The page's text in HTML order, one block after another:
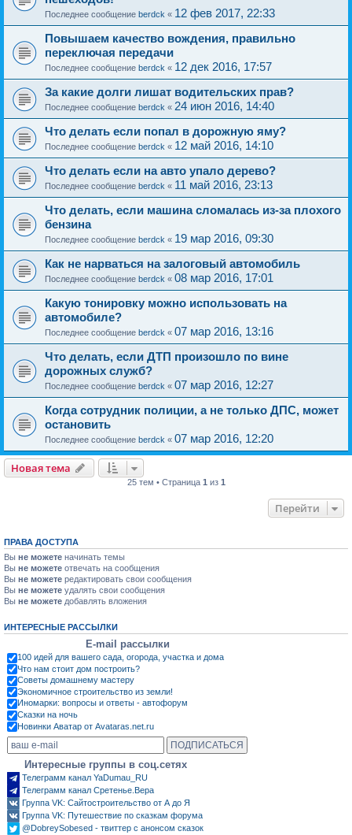
Последнее сообщение berdck « 12 фев 2017, 22:33
Повышаем качество вождения, правильно
переключая передачи
Последнее сообщение berdck « 12 дек 2016, 17:57
За какие долги лишат водительских прав?
Последнее сообщение berdck « 24 июн 2016, 14:40
Что делать если попал в дорожную яму?
Последнее сообщение berdck « 12 май 2016, 14:10
Что делать если на авто упало дерево?
Последнее сообщение berdck « 11 май 2016, 23:13
Что делать, если машина сломалась из-за плохого
бензина
Последнее сообщение berdck « 19 мар 2016, 09:30
Как не нарваться на залоговый автомобиль
Последнее сообщение berdck « 08 мар 2016, 17:01
Какую тонировку можно использовать на
автомобиле?
Последнее сообщение berdck « 07 мар 2016, 13:16
Что делать, если ДТП произошло по вине
дорожных служб?
Последнее сообщение berdck « 07 мар 2016, 12:27
Когда сотрудник полиции, а не только ДПС, может
остановить
Последнее сообщение berdck « 07 мар 2016, 12:20
Новая тема
25 тем • Страница 1 из 1
Перейти
ПРАВА ДОСТУПА
Вы не можете начинать темы
Вы не можете отвечать на сообщения
Вы не можете редактировать свои сообщения
Вы не можете удалять свои сообщения
Вы не можете добавлять вложения
ИНТЕРЕСНЫЕ РАССЫЛКИ
E-mail рассылки
100 идей для вашего сада, огорода, участка и дома
Что нам стоит дом построить?
Советы домашнему мастеру
Экономичное строительство из земли!
Иномарки: вопросы и ответы - автофорум
Сказки на ночь
Новинки Аватар от Avataras.net.ru
Интересные группы в соц.сетях
Телеграмм канал YaDumau_RU
Телеграмм канал Сретенье.Вера
Группа VK: Сайтостроительство от А до Я
Группа VK: Путешествие по сказкам форума
@DobreySobesed - твиттер с анонсом сказок